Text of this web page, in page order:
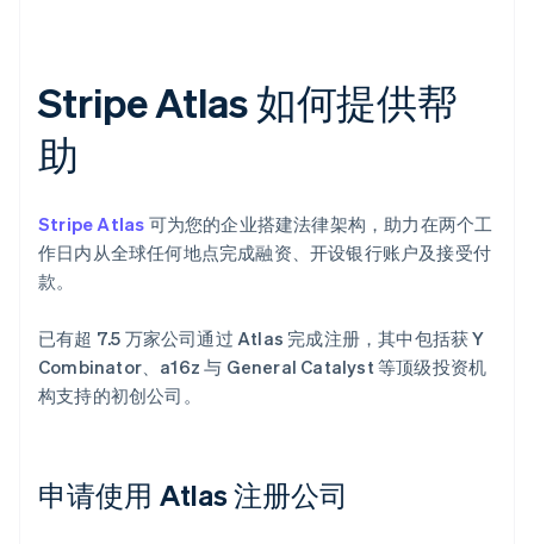
Stripe Atlas 如何提供帮
助
Stripe Atlas 可为您的企业搭建法律架构，助力在两个工
作日内从全球任何地点完成融资、开设银行账户及接受付
款。
已有超 7.5 万家公司通过 Atlas 完成注册，其中包括获 Y
Combinator、a16z 与 General Catalyst 等顶级投资机
构支持的初创公司。
申请使用 Atlas 注册公司